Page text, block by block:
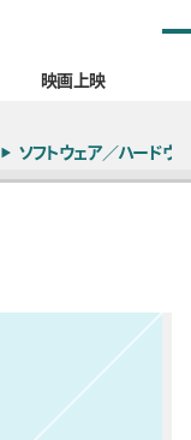
映画上映
ソフトウェア／ハードウ